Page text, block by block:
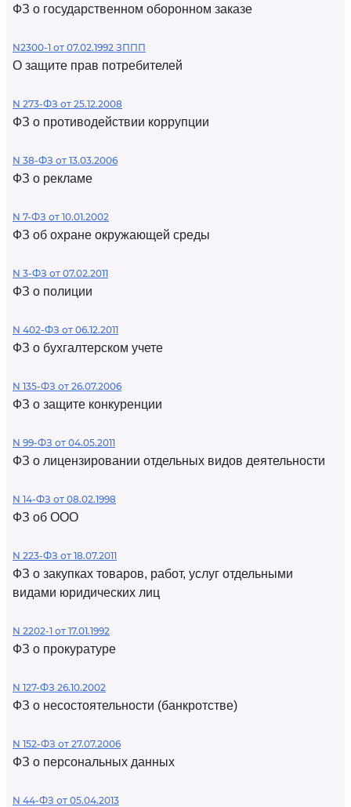
ФЗ о государственном оборонном заказе
N2300-1 от 07.02.1992 ЗППП
О защите прав потребителей
N 273-ФЗ от 25.12.2008
ФЗ о противодействии коррупции
N 38-ФЗ от 13.03.2006
ФЗ о рекламе
N 7-ФЗ от 10.01.2002
ФЗ об охране окружающей среды
N 3-ФЗ от 07.02.2011
ФЗ о полиции
N 402-ФЗ от 06.12.2011
ФЗ о бухгалтерском учете
N 135-ФЗ от 26.07.2006
ФЗ о защите конкуренции
N 99-ФЗ от 04.05.2011
ФЗ о лицензировании отдельных видов деятельности
N 14-ФЗ от 08.02.1998
ФЗ об ООО
N 223-ФЗ от 18.07.2011
ФЗ о закупках товаров, работ, услуг отдельными
видами юридических лиц
N 2202-1 от 17.01.1992
ФЗ о прокуратуре
N 127-ФЗ 26.10.2002
ФЗ о несостоятельности (банкротстве)
N 152-ФЗ от 27.07.2006
ФЗ о персональных данных
N 44-ФЗ от 05.04.2013